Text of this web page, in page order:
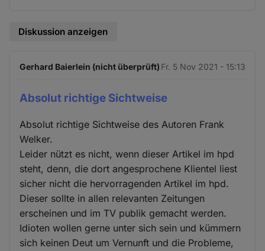
Diskussion anzeigen
Gerhard Baierlein (nicht überprüft) Fr. 5 Nov 2021 - 15:13
Absolut richtige Sichtweise
Absolut richtige Sichtweise des Autoren Frank
Welker.
Leider nützt es nicht, wenn dieser Artikel im hpd
steht, denn, die dort angesprochene Klientel liest
sicher nicht die hervorragenden Artikel im hpd.
Dieser sollte in allen relevanten Zeitungen
erscheinen und im TV publik gemacht werden.
Idioten wollen gerne unter sich sein und kümmern
sich keinen Deut um Vernunft und die Probleme,